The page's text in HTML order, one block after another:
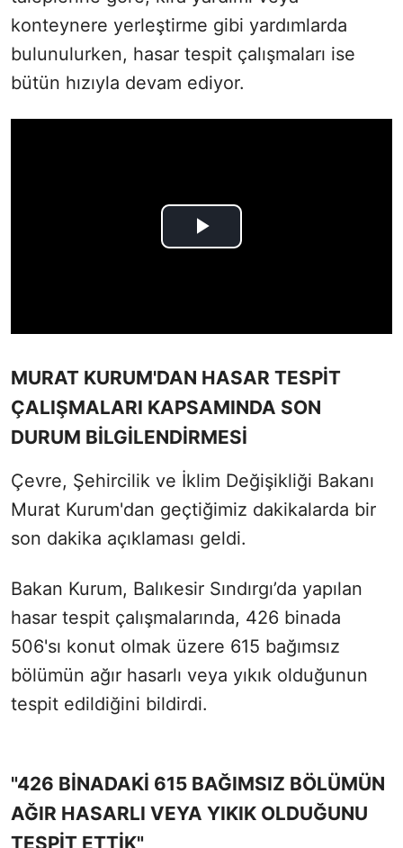
konteynere yerleştirme gibi yardımlarda
bulunulurken, hasar tespit çalışmaları ise
bütün hızıyla devam ediyor.
MURAT KURUM'DAN HASAR TESPİT
ÇALIŞMALARI KAPSAMINDA SON
DURUM BİLGİLENDİRMESİ
Çevre, Şehircilik ve İklim Değişikliği Bakanı
Murat Kurum'dan geçtiğimiz dakikalarda bir
son dakika açıklaması geldi.
Bakan Kurum, Balıkesir Sındırgı’da yapılan
hasar tespit çalışmalarında, 426 binada
506'sı konut olmak üzere 615 bağımsız
bölümün ağır hasarlı veya yıkık olduğunun
tespit edildiğini bildirdi.
"426 BİNADAKİ 615 BAĞIMSIZ BÖLÜMÜN
AĞIR HASARLI VEYA YIKIK OLDUĞUNU
TESPİT ETTİK"